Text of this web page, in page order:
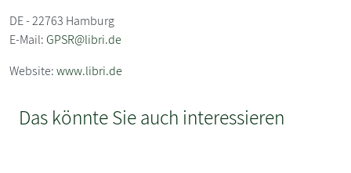
DE - 22763 Hamburg
E-Mail:GPSR@libri.de
Website:www.libri.de
Das könnte Sie auch interessieren